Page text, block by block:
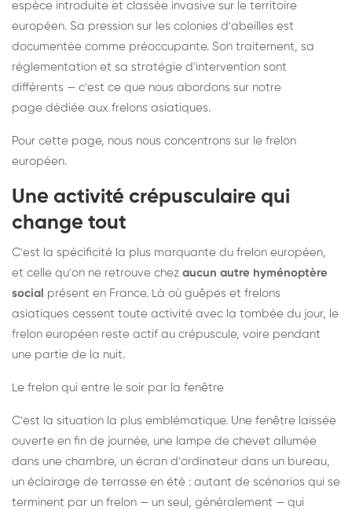
espèce introduite et classée invasive sur le territoire
européen. Sa pression sur les colonies d'abeilles est
documentée comme préoccupante. Son traitement, sa
réglementation et sa stratégie d'intervention sont
différents — c'est ce que nous abordons sur notre
page dédiée aux frelons asiatiques.
Pour cette page, nous nous concentrons sur le frelon
européen.
Une activité crépusculaire qui
change tout
C'est la spécificité la plus marquante du frelon européen,
et celle qu'on ne retrouve chez aucun autre hyménoptère
social présent en France. Là où guêpes et frelons
asiatiques cessent toute activité avec la tombée du jour, le
frelon européen reste actif au crépuscule, voire pendant
une partie de la nuit.
Le frelon qui entre le soir par la fenêtre
C'est la situation la plus emblématique. Une fenêtre laissée
ouverte en fin de journée, une lampe de chevet allumée
dans une chambre, un écran d'ordinateur dans un bureau,
un éclairage de terrasse en été : autant de scénarios qui se
terminent par un frelon — un seul, généralement — qui